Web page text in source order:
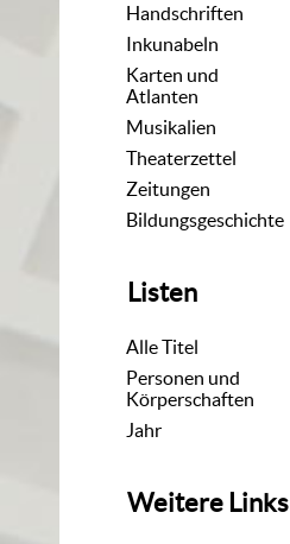
Handschriften
Inkunabeln
Karten und
Atlanten
Musikalien
Theaterzettel
Zeitungen
Bildungsgeschichte
Listen
Alle Titel
Personen und
Körperschaften
Jahr
Weitere Links